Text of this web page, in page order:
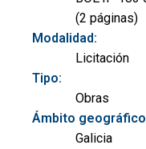
(2 páginas)
Modalidad:
Licitación
Tipo:
Obras
Ámbito
Galicia